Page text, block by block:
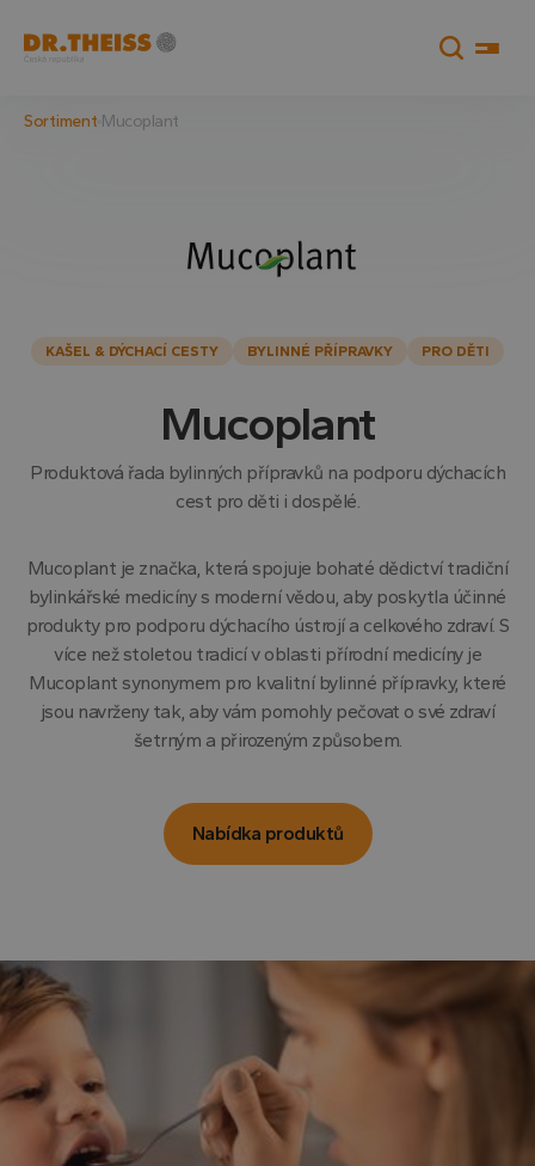
Sortiment Mucoplant
KAŠEL & DÝCHACÍ CESTY BYLINNÉ PŘÍPRAVKY PRO DĚTI
Mucoplant
Produktová řada bylinných přípravků na podporu dýchacích
cest pro děti i dospělé.
Mucoplant je značka, která spojuje bohaté dědictví tradiční
bylinkářské medicíny s moderní vědou, aby poskytla účinné
produkty pro podporu dýchacího ústrojí a celkového zdraví. S
více než stoletou tradicí v oblasti přírodní medicíny je
Mucoplant synonymem pro kvalitní bylinné přípravky, které
jsou navrženy tak, aby vám pomohly pečovat o své zdraví
šetrným a přirozeným způsobem.
Nabídka produktů